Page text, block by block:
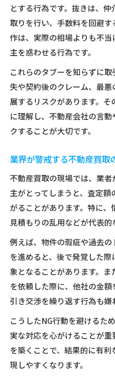
とする行為です。抜きは、
取りを行い、手数料を回避
作は、実際の相場よりも不
主を惑わせる行為です。
これらのタブーを知らずに
失や契約後のクレーム、最
展するリスクがあります。
に理解し、不動産会社の言
クすることが大切です。
業界が警戒する不動産買取
不動産買取の現場では、業
主がとってしまうと、査定
がることがあります。特に
見積もりの乱用などが代表的
例えば、物件の瑕疵や過去
を進めると、後で発覚した
象となることがあります。
を依頼した際に、他社の金
引き交渉を繰り返す行為も嫌
こうしたNG行動を避けるた
実な対応を心がけることが
を築くことで、結果的に有
現しやすくなります。